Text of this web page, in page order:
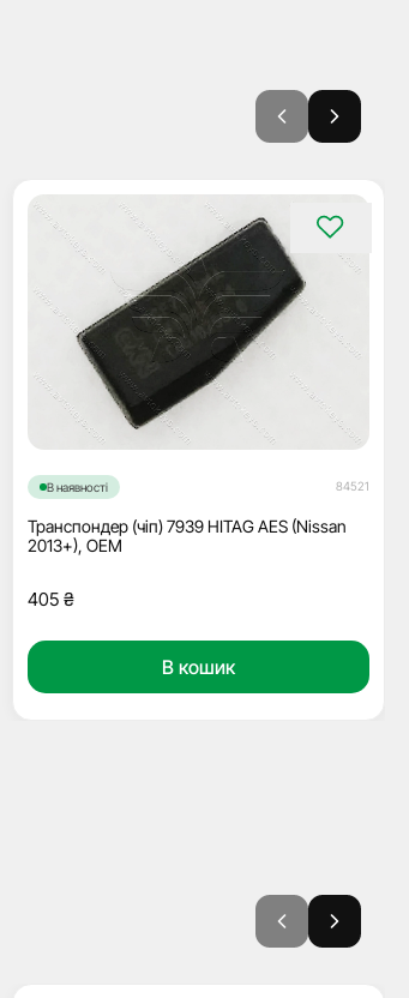
В наявності 84521
Транспондер (чіп) 7939 HITAG AES (Nissan
2013+), OEM
405 ₴
В кошик